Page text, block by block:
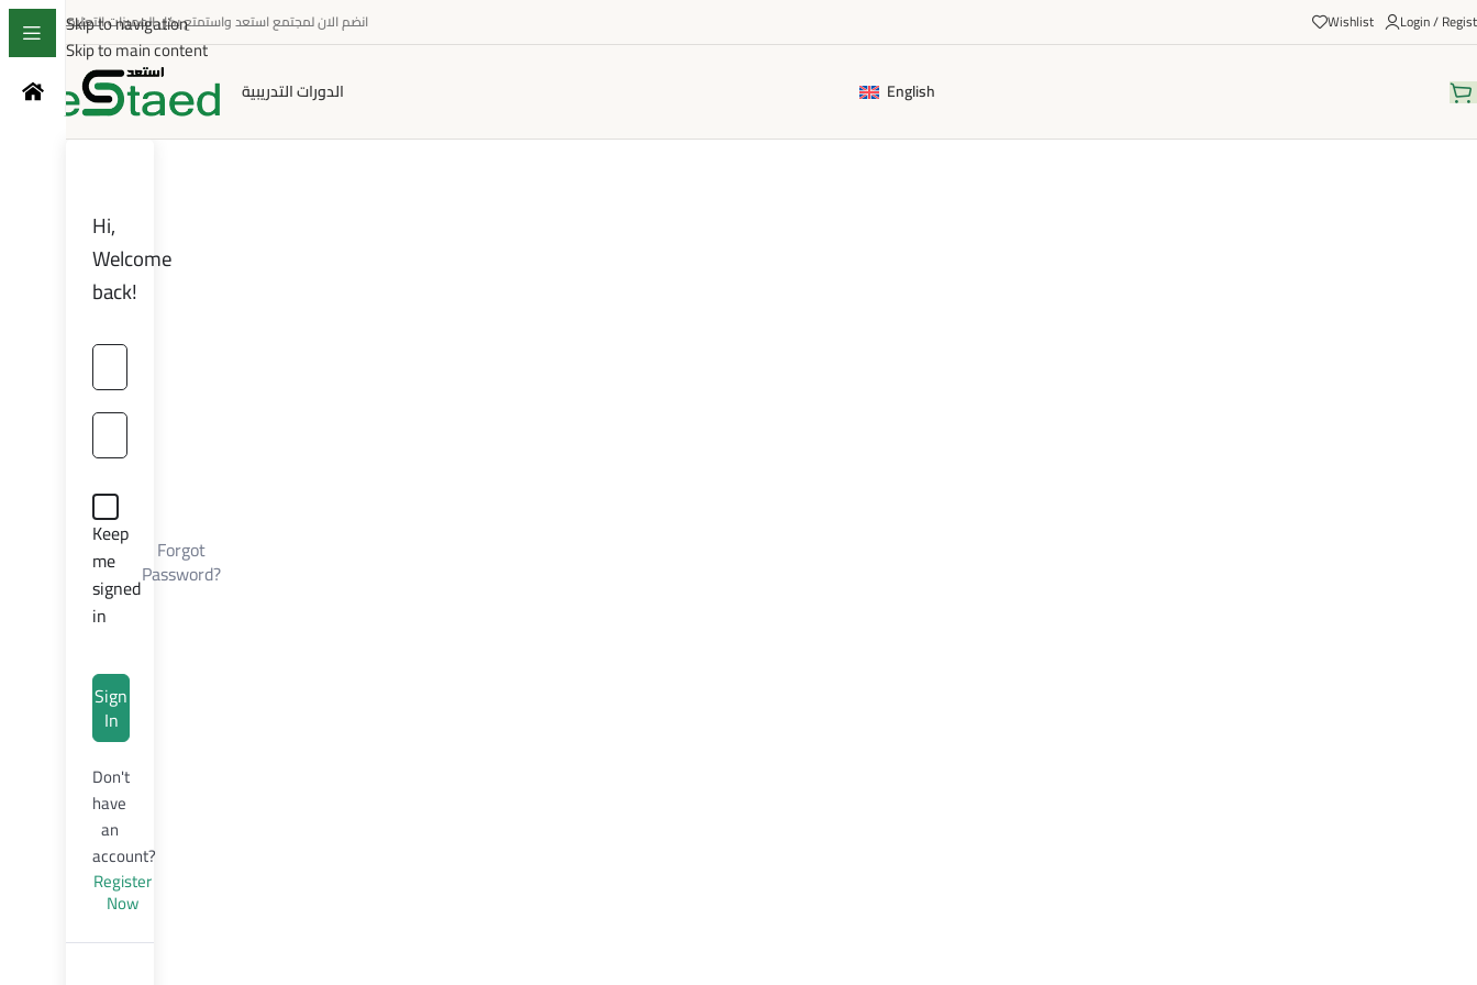
Skip to navigation
Skip to main content
انضم الان لمجتمع استعد واستمتع بكل المميزات التعليمية Wishlist Login /
الدورات التدريبية English
Hi,
Welcome
back!
Keep
me
signed
in
Forgot
Password?
Sign
In
Don't
have
an
account?
Register
Now